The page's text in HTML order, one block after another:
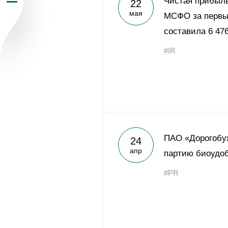
Пресс-центр
Карьера
22
мая
МСФО за
составила 6
#IR
24
апр
ПАО
партию
#PR